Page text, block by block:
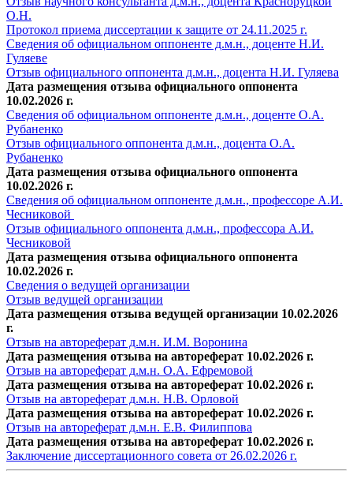
О.Н.
Протокол приема диссертации к защите от 24.11.2025 г.
Сведения об официальном оппоненте д.м.н., доценте Н.И.
Гуляеве
Отзыв официального оппонента д.м.н., доцента Н.И. Гуляева
Дата размещения отзыва официального оппонента
10.02.2026 г.
Сведения об официальном оппоненте д.м.н., доценте О.А.
Рубаненко
Отзыв официального оппонента д.м.н., доцента О.А.
Рубаненко
Дата размещения отзыва официального оппонента
10.02.2026 г.
Сведения об официальном оппоненте д.м.н., профессоре А.И.
Чесниковой
Отзыв официального оппонента д.м.н., профессора А.И.
Чесниковой
Дата размещения отзыва официального оппонента
10.02.2026 г.
Сведения о ведущей организации
Отзыв ведущей организации
Дата размещения отзыва ведущей организации 10.02.2026
г.
Отзыв на автореферат д.м.н. И.М. Воронина
Дата размещения отзыва на автореферат 10.02.2026 г.
Отзыв на автореферат д.м.н. О.А. Ефремовой
Дата размещения отзыва на автореферат 10.02.2026 г.
Отзыв на автореферат д.м.н. Н.В. Орловой
Дата размещения отзыва на автореферат 10.02.2026 г.
Отзыв на автореферат д.м.н. Е.В. Филиппова
Дата размещения отзыва на автореферат 10.02.2026 г.
Заключение диссертационного совета от 26.02.2026 г.